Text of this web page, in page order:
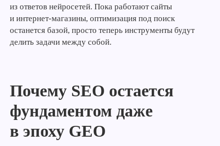
из ответов нейросетей. Пока работают сайты
и интернет-магазины, оптимизация под поиск
останется базой, просто теперь инструменты будут
делить задачи между собой.
Почему SEO остается
фундаментом даже
в эпоху GEO